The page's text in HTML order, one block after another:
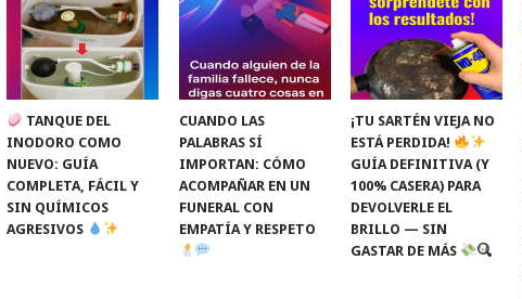
TANQUE DEL
INODORO COMO
NUEVO: GUÍA
COMPLETA, FÁCIL Y
SIN QUÍMICOS
AGRESIVOS
CUANDO LAS
PALABRAS SÍ
IMPORTAN: CÓMO
ACOMPAÑAR EN UN
FUNERAL CON
EMPATÍA Y RESPETO
¡TU SARTÉN VIEJA NO
ESTÁ PERDIDA!
GUÍA DEFINITIVA (Y
100% CASERA) PARA
DEVOLVERLE EL
BRILLO — SIN
GASTAR DE MÁS